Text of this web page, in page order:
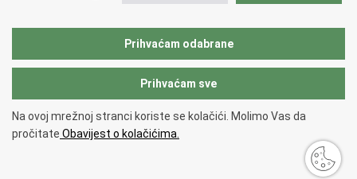
Vučetić"
Copyright © 2026 Policijska uprava zagrebačka.
pristupačnosti.
Prihvaćam odabrane
Prihvaćam sve
Na ovoj mrežnoj stranci koriste se kolačići. Molimo Vas da
pročitate Obavijest o kolačićima.